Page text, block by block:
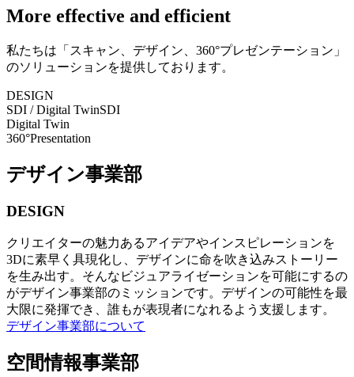
More effective and efficient
私たちは「スキャン、デザイン、360°プレゼンテーション」
のソリューションを提供しております。
DESIGN
SDI / Digital TwinSDI
Digital Twin
360°Presentation
デザイン事業部
DESIGN
クリエイターの魅力あるアイデアやインスピレーションを
3Dに素早く具現化し、デザインに命を吹き込みストーリー
を生み出す。そんなビジュアライゼーションを可能にするの
がデザイン事業部のミッションです。デザインの可能性を最
大限に発揮でき、誰もが表現者になれるよう支援します。
デザイン事業部について
空間情報事業部